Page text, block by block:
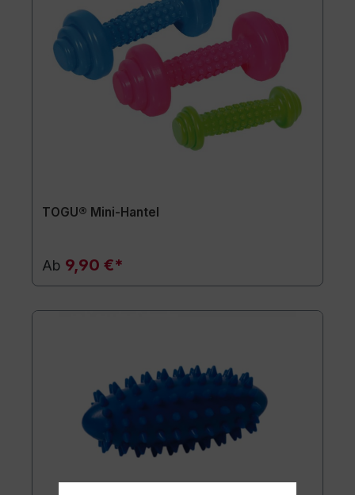
TOGU® Mini-Hantel
Ab 9,90 €*